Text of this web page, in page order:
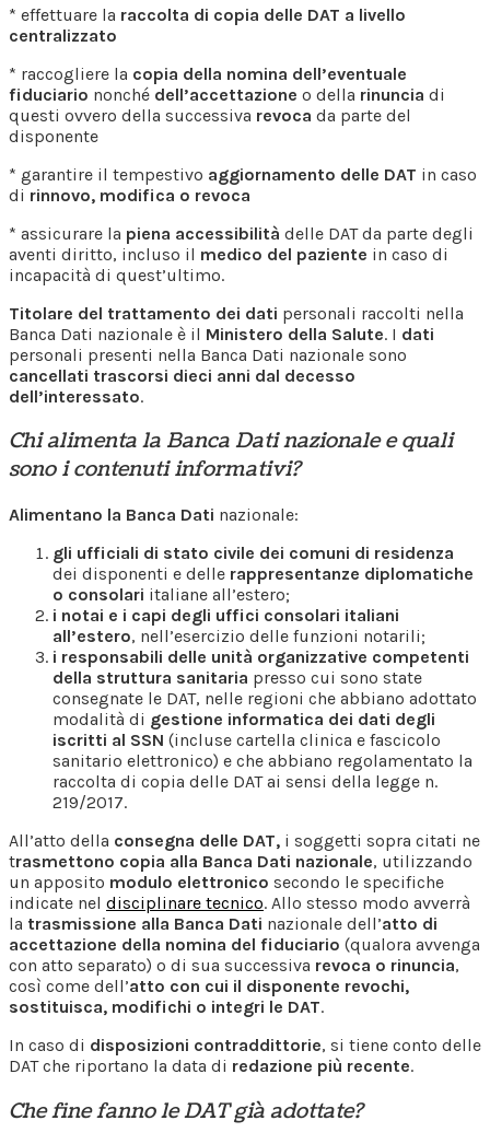
* effettuare la raccolta di copia delle DAT a livello
centralizzato
* raccogliere la copia della nomina dell’eventuale
fiduciario nonché dell’accettazione o della rinuncia di
questi ovvero della successiva revoca da parte del
disponente
* garantire il tempestivo aggiornamento delle DAT in caso
di rinnovo, modifica o revoca
* assicurare la piena accessibilità delle DAT da parte degli
aventi diritto, incluso il medico del paziente in caso di
incapacità di quest’ultimo.
Titolare del trattamento dei dati personali raccolti nella
Banca Dati nazionale è il Ministero della Salute. I dati
personali presenti nella Banca Dati nazionale sono
cancellati trascorsi dieci anni dal decesso
dell’interessato.
Chi alimenta la Banca Dati nazionale e quali
sono i contenuti informativi?
Alimentano la Banca Dati nazionale:
gli ufficiali di stato civile dei comuni di residenza
dei disponenti e delle rappresentanze diplomatiche
o consolari italiane all’estero;
i notai e i capi degli uffici consolari italiani
all’estero, nell’esercizio delle funzioni notarili;
i responsabili delle unità organizzative competenti
della struttura sanitaria presso cui sono state
consegnate le DAT, nelle regioni che abbiano adottato
modalità di gestione informatica dei dati degli
iscritti al SSN (incluse cartella clinica e fascicolo
sanitario elettronico) e che abbiano regolamentato la
raccolta di copia delle DAT ai sensi della legge n.
219/2017.
All’atto della consegna delle DAT, i soggetti sopra citati ne
trasmettono copia alla Banca Dati nazionale, utilizzando
un apposito modulo elettronico secondo le specifiche
indicate nel disciplinare tecnico. Allo stesso modo avverrà
la trasmissione alla Banca Dati nazionale dell’atto di
accettazione della nomina del fiduciario (qualora avvenga
con atto separato) o di sua successiva revoca o rinuncia,
così come dell’atto con cui il disponente revochi,
sostituisca, modifichi o integri le DAT.
In caso di disposizioni contraddittorie, si tiene conto delle
DAT che riportano la data di redazione più recente.
Che fine fanno le DAT già adottate?